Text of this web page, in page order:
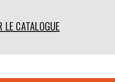
LE CATALOGUE